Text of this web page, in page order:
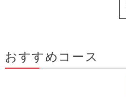
おすすめコース